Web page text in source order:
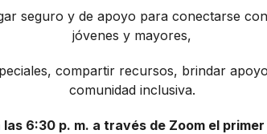
seguro y de apoyo para conectarse
jóvenes y mayores,
compartir recursos, brindar
comunidad inclusiva.
6:30 p. m. a través de Zoom el